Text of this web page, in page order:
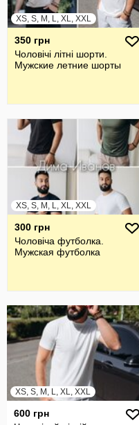
XS, S, M, L, XL, XXL
350 грн
Чоловічі літні шорти.
Мужские летние шорты
XS, S, M, L, XL, XXL
300 грн
Чоловіча футболка.
Мужская футболка
XS, S, M, L, XL, XXL
600 грн